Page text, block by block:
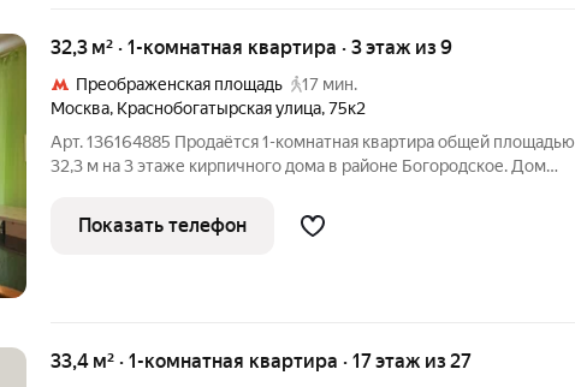
32,3 м² · 1-комнатная квартира · 3 этаж из 9
Преображенская площадь
17 мин.
Москва, Краснобогатырская улица,75к2
Арт. 136164885 Продаётся 1-комнатная квартира общей площадью
32,3 м на 3 этаже кирпичного дома в районе Богородское. Дом
мусоропроводом. Комфортный 3 этаж один из самых
востребованных для
Показать телефон
33,4 м² · 1-комнатная квартира · 17 этаж из 27